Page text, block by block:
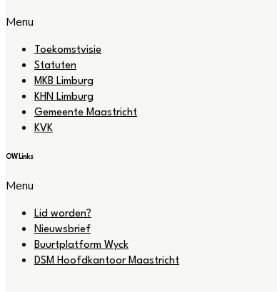
Menu
Toekomstvisie
Statuten
MKB Limburg
KHN Limburg
Gemeente Maastricht
KVK
OW Links
Menu
Lid worden?
Nieuwsbrief
Buurtplatform Wyck
DSM Hoofdkantoor Maastricht